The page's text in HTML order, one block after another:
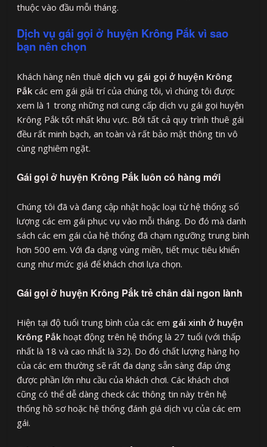
thuộc vào đầu mỗi tháng.
Dịch vụ gái gọi ở huyện Krông Pắk vì sao
bạn nên chọn
Khách hàng nên thuê dịch vụ gái gọi ở huyện Krông
Pắk các em gái giải trí của chúng tôi, vì chúng tôi được
xem là 1 trong những nơi cung cấp dịch vụ gái gọi huyện
Krông Pắk tốt nhất khu vực. Bởi tất cả quy trình thuê gái
đều rất minh bạch, an toàn và rất bảo mật thông tin vô
cùng nghiêm ngặt.
Gái gọi ở huyện Krông Pắk luôn có hàng mới
Chúng tôi đã và đang cập nhật hoặc loại từ hệ thống số
lượng các em gái phục vụ vào mỗi tháng. Do đó mà danh
sách các em gái của hệ thống đã chạm ngưỡng trung bình
hơn 500 em. Với đa dạng vùng miền, tiết mục tiêu khiển
cung như mức giá để khách chơi lựa chọn.
Gái gọi ở huyện Krông Pắk trẻ chân dài ngon lành
Hiện tại độ tuổi trung bình của các em gái xinh ở huyện
Krông Pắk hoạt động trên hệ thống là 27 tuổi (với thấp
nhất là 18 và cao nhất là 32). Do đó chất lượng hàng họ
của các em thường sẽ rất đa dạng sẵn sàng đáp ứng
được phần lớn nhu cầu của khách chơi. Các khách chơi
cũng có thể dễ dàng check các thông tin này trên hệ
thống hồ sơ hoặc hệ thống đánh giá dịch vụ của các em
gái.